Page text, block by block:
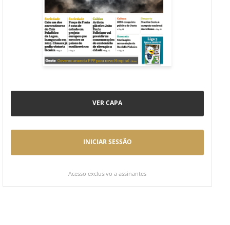
VER CAPA
INICIAR SESSÃO
Acesso exclusivo a assinantes